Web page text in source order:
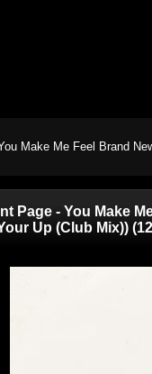
Make Me Feel Brand
Page - You Make
Up (Club Mix))